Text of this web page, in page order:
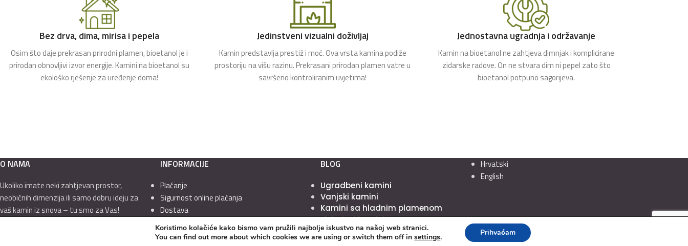
Bez drva, dima, mirisa i pepela
Osim što daje prekrasan prirodni plamen, bioetanol je i
prirodan obnovljivi izvor energije. Kamini na bioetanol su
ekološko rješenje za uređenje doma!
Jedinstveni vizualni doživljaj
Kamin predstavlja prestiž i moć. Ova vrsta kamina podiže
prostoriju na višu razinu. Prekrasani prirodan plamen vatre u
savršeno kontroliranim uvjetima!
Jednostavna ugradnja i održavanje
Kamin na bioetanol ne zahtjeva dimnjak i komplicirane
zidarske radove. On ne stvara dim ni pepel zato što
bioetanol potpuno sagorijeva.
O NAMA
Ukoliko imate neki zahtjevan prostor,
neobičnih dimenzija ili samo dobru ideju za
vaš kamin iz snova – tu smo za Vas!
INFORMACIJE
Plaćanje
Sigurnost online plaćanja
Dostava
Izjava o privatnosti
Uvjeti prodaje i opći uvjeti
BLOG
Ugradbeni kamini
Vanjski kamini
Kamini sa hladnim plamenom
Električni kamini
Kamini bez zagađenja i kako
odabrati pravi za svoj prostor
Hrvatski
English
Koristimo kolačiće kako bismo vam pružili najbolje iskustvo na našoj web stranici.
You can find out more about which cookies we are using or switch them off insettings. Prihvaćam